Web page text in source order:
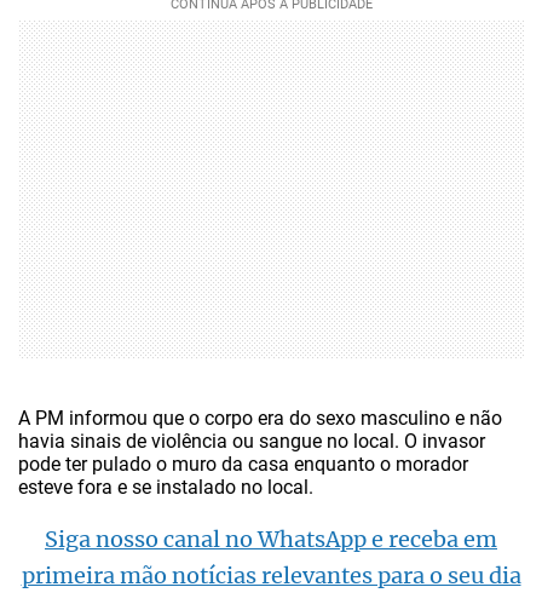
A PM informou que o corpo era do sexo masculino e não
havia sinais de violência ou sangue no local. O invasor
pode ter pulado o muro da casa enquanto o morador
esteve fora e se instalado no local.
Siga nosso canal no WhatsApp e receba em
primeira mão notícias relevantes para o seu dia